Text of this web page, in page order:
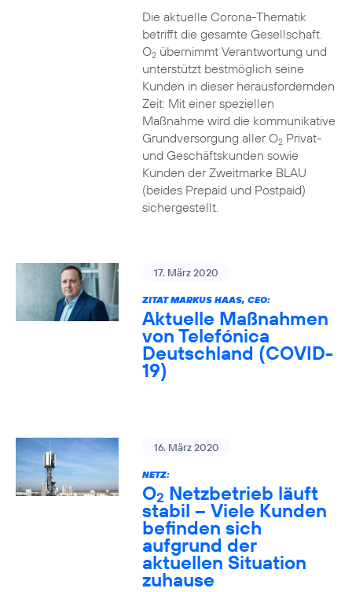
Die aktuelle Corona-Thematik
betrifft die gesamte Gesellschaft.
O2übernimmt Verantwortung und
unterstützt bestmöglich seine
Kunden in dieser herausfordernden
Zeit: Mit einer speziellen
Maßnahme wird die kommunikative
Grundversorgung aller O2Privat-
und Geschäftskunden sowie
Kunden der Zweitmarke BLAU
(beides Prepaid und Postpaid)
sichergestellt.
17. März 2020
ZITAT MARKUS HAAS, CEO:
Aktuelle Maßnahmen
von Telefónica
Deutschland (COVID-
19)
16. März 2020
NETZ:
O2 Netzbetrieb läuft
stabil – Viele Kunden
befinden sich
aufgrund der
aktuellen Situation
zuhause